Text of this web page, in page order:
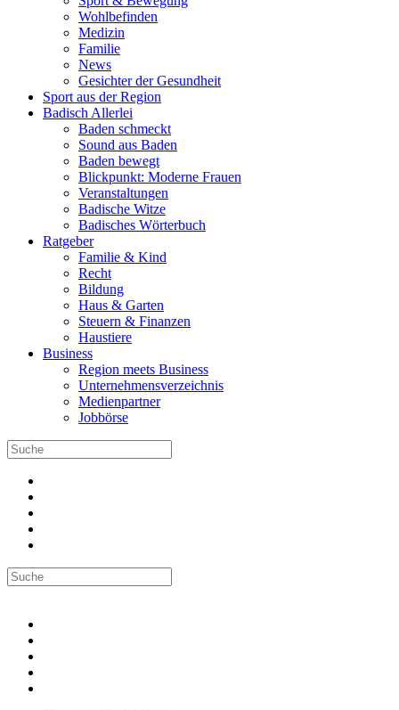
Wohlbefinden
Medizin
Familie
News
Gesichter der Gesundheit
Sport aus der Region
Badisch Allerlei
Baden schmeckt
Sound aus Baden
Baden bewegt
Blickpunkt: Moderne Frauen
Veranstaltungen
Badische Witze
Badisches Wörterbuch
Ratgeber
Familie & Kind
Recht
Bildung
Haus & Garten
Steuern & Finanzen
Haustiere
Business
Region meets Business
Unternehmensverzeichnis
Medienpartner
Jobbörse